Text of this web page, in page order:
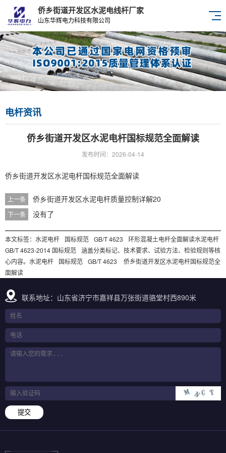
侨乡街道开发区水泥电线杆厂家
山东华辉电力科技有限公司
电杆资讯
侨乡街道开发区水泥电杆国标规范全面解读
发布时间：2026-04-14
侨乡街道开发区水泥电杆国标规范全面解读
上一条 侨乡街道开发区水泥电杆质量控制详解20
下一条 没有了
本文标签： 水泥电杆 国标规范 GB/T 4623
环形混凝土电杆全面解读水泥电杆
GB/T 4623-2014 国标规范 涵盖分类标记、技术要求、试验方法、检验规则等核
心内容。水泥电杆
国标规范 GB/T 4623
侨乡街道开发区水泥电杆国标规范全
面解读
联系地址：山东省济宁市嘉祥县万张街道骆堂村西890米
提交